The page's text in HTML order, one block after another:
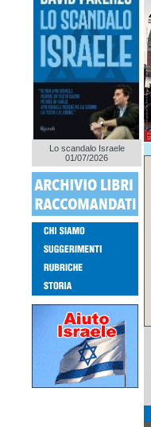
Lo scandalo Israele
01/07/2026